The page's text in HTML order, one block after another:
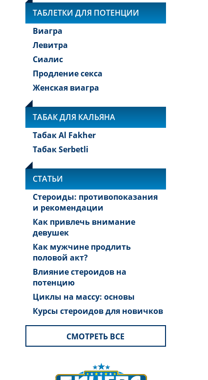
ТАБЛЕТКИ ДЛЯ ПОТЕНЦИИ
Виагра
Левитра
Сиалис
Продление секса
Женская виагра
ТАБАК ДЛЯ КАЛЬЯНА
Табак Al Fakher
Табак Serbetli
СТАТЬИ
Стероиды: противопоказания
и рекомендации
Как привлечь внимание
девушек
Как мужчине продлить
половой акт?
Влияние стероидов на
потенцию
Циклы на массу: основы
Курсы стероидов для новичков
СМОТРЕТЬ ВСЕ